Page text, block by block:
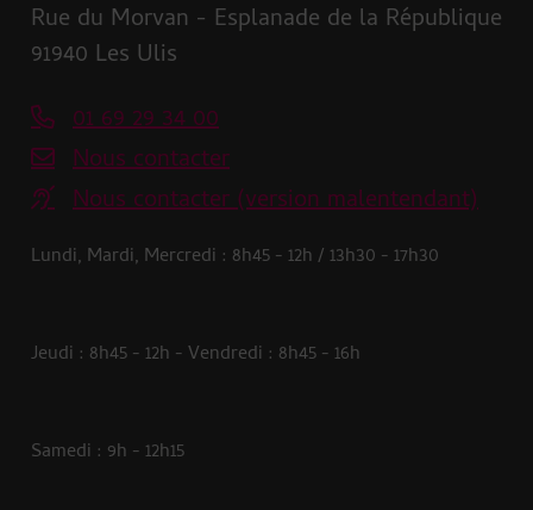
Rue du Morvan - Esplanade de la République
91940 Les Ulis
01 69 29 34 00
Nous contacter
Nous contacter (version malentendant)
Lundi, Mardi, Mercredi : 8h45 - 12h / 13h30 - 17h30
Jeudi : 8h45 - 12h - Vendredi : 8h45 - 16h
Samedi : 9h - 12h15